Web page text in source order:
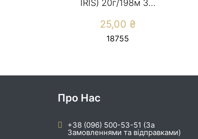
IRIS) 20г/198м 3...
25,00 ₴
18755
Про Нас
+38 (096) 500-53-51 (За
Замовленнями та відправками)